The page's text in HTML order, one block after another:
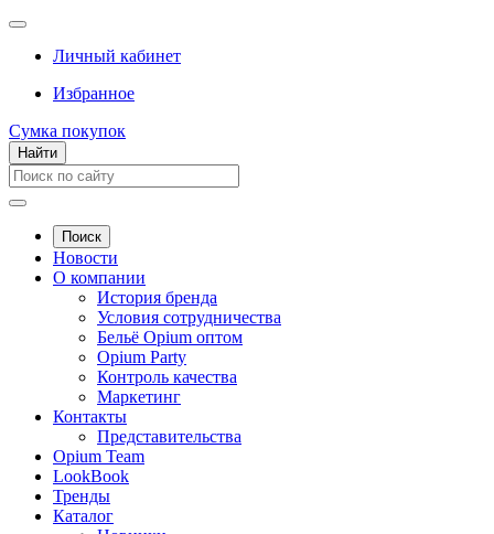
Личный кабинет
Избранное
Сумка покупок
Найти
Поиск
Новости
О компании
История бренда
Условия сотрудничества
Бельё Opium оптом
Opium Party
Контроль качества
Маркетинг
Контакты
Представительства
Opium Team
LookBook
Тренды
Каталог